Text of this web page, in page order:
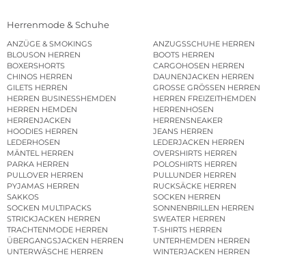
Herrenmode & Schuhe
ANZÜGE & SMOKINGS
ANZUGSSCHUHE HERREN
BLOUSON HERREN
BOOTS HERREN
BOXERSHORTS
CARGOHOSEN HERREN
CHINOS HERREN
DAUNENJACKEN HERREN
GILETS HERREN
GROSSE GRÖSSEN HERREN
HERREN BUSINESSHEMDEN
HERREN FREIZEITHEMDEN
HERREN HEMDEN
HERRENHOSEN
HERRENJACKEN
HERRENSNEAKER
HOODIES HERREN
JEANS HERREN
LEDERHOSEN
LEDERJACKEN HERREN
MÄNTEL HERREN
OVERSHIRTS HERREN
PARKA HERREN
POLOSHIRTS HERREN
PULLOVER HERREN
PULLUNDER HERREN
PYJAMAS HERREN
RUCKSÄCKE HERREN
SAKKOS
SOCKEN HERREN
SOCKEN MULTIPACKS
SONNENBRILLEN HERREN
STRICKJACKEN HERREN
SWEATER HERREN
TRACHTENMODE HERREN
T-SHIRTS HERREN
ÜBERGANGSJACKEN HERREN
UNTERHEMDEN HERREN
UNTERWÄSCHE HERREN
WINTERJACKEN HERREN